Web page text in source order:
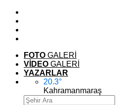
FOTO GALERİ
VİDEO GALERİ
YAZARLAR
20.3°
Kahramanmaraş